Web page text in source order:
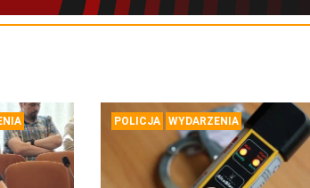
POLICJA WYDARZENIA